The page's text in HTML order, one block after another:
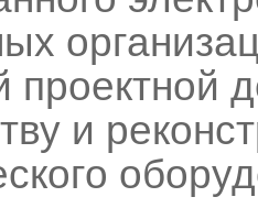
проектной
и